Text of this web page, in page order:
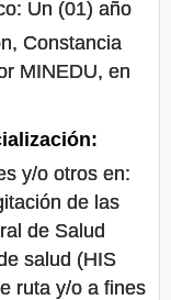
Un (01) año
Constancia
MINEDU, en
y/o otros en:
de las
de Salud
salud (HIS
ruta y/o a fines